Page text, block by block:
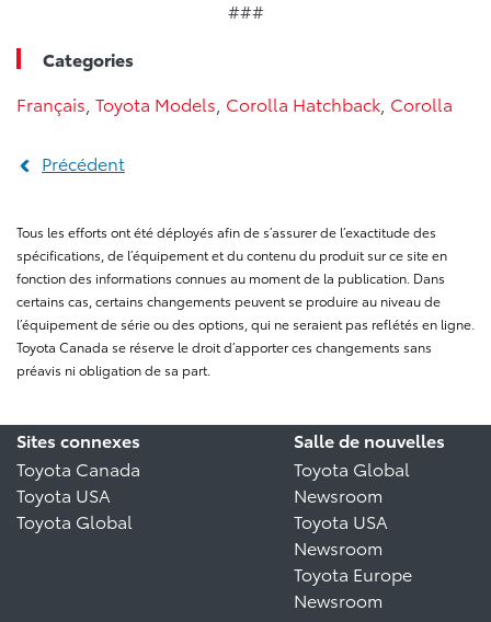
###
Categories
Français Toyota Models Corolla Hatchback Corolla
Précédent
Tous les efforts ont été déployés afin de s’assurer de l’exactitude des
spécifications, de l’équipement et du contenu du produit sur ce site en
fonction des informations connues au moment de la publication. Dans
certains cas, certains changements peuvent se produire au niveau de
l’équipement de série ou des options, qui ne seraient pas reflétés en ligne.
Toyota Canada se réserve le droit d’apporter ces changements sans
préavis ni obligation de sa part.
Sites connexes
Toyota Canada
Toyota USA
Toyota Global
Salle de nouvelles
Toyota Global
Newsroom
Toyota USA
Newsroom
Toyota Europe
Newsroom